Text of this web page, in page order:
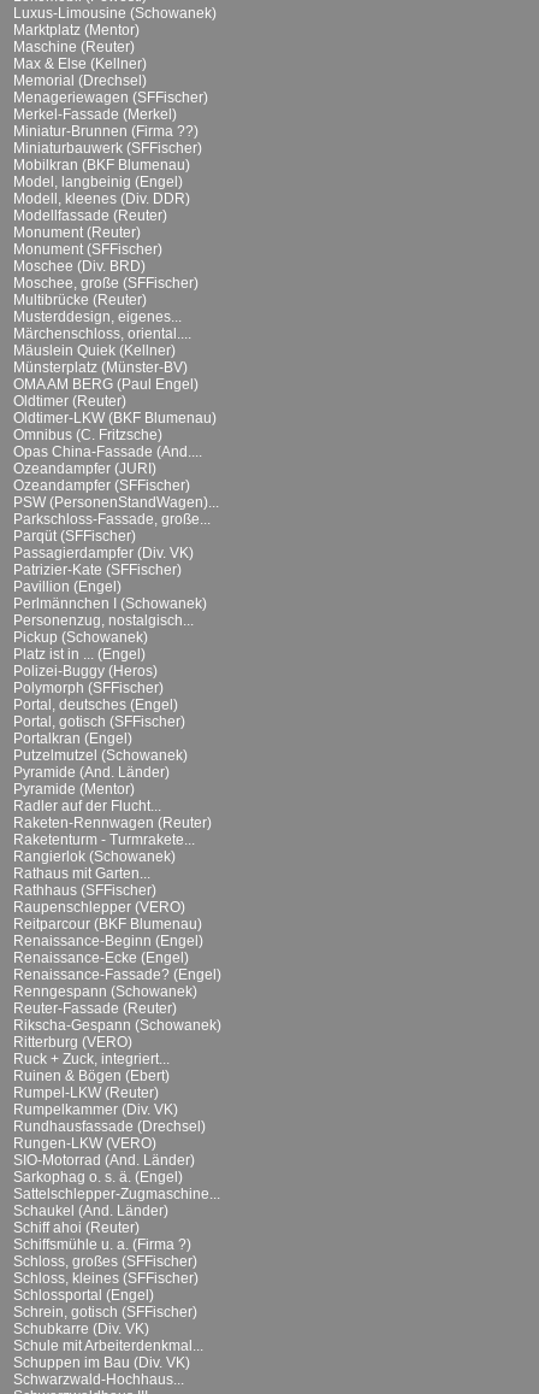
Luxus-Limousine (Schowanek)
Marktplatz (Mentor)
Maschine (Reuter)
Max & Else (Kellner)
Memorial (Drechsel)
Menageriewagen (SFFischer)
Merkel-Fassade (Merkel)
Miniatur-Brunnen (Firma ??)
Miniaturbauwerk (SFFischer)
Mobilkran (BKF Blumenau)
Model, langbeinig (Engel)
Modell, kleenes (Div. DDR)
Modellfassade (Reuter)
Monument (Reuter)
Monument (SFFischer)
Moschee (Div. BRD)
Moschee, große (SFFischer)
Multibrücke (Reuter)
Musterddesign, eigenes...
Märchenschloss, oriental....
Mäuslein Quiek (Kellner)
Münsterplatz (Münster-BV)
OMA AM BERG (Paul Engel)
Oldtimer (Reuter)
Oldtimer-LKW (BKF Blumenau)
Omnibus (C. Fritzsche)
Opas China-Fassade (And....
Ozeandampfer (JURI)
Ozeandampfer (SFFischer)
PSW (PersonenStandWagen)...
Parkschloss-Fassade, große...
Parqüt (SFFischer)
Passagierdampfer (Div. VK)
Patrizier-Kate (SFFischer)
Pavillion (Engel)
Perlmännchen I (Schowanek)
Personenzug, nostalgisch...
Pickup (Schowanek)
Platz ist in ... (Engel)
Polizei-Buggy (Heros)
Polymorph (SFFischer)
Portal, deutsches (Engel)
Portal, gotisch (SFFischer)
Portalkran (Engel)
Putzelmutzel (Schowanek)
Pyramide (And. Länder)
Pyramide (Mentor)
Radler auf der Flucht...
Raketen-Rennwagen (Reuter)
Raketenturm - Turmrakete...
Rangierlok (Schowanek)
Rathaus mit Garten...
Rathhaus (SFFischer)
Raupenschlepper (VERO)
Reitparcour (BKF Blumenau)
Renaissance-Beginn (Engel)
Renaissance-Ecke (Engel)
Renaissance-Fassade? (Engel)
Renngespann (Schowanek)
Reuter-Fassade (Reuter)
Rikscha-Gespann (Schowanek)
Ritterburg (VERO)
Ruck + Zuck, integriert...
Ruinen & Bögen (Ebert)
Rumpel-LKW (Reuter)
Rumpelkammer (Div. VK)
Rundhausfassade (Drechsel)
Rungen-LKW (VERO)
SIO-Motorrad (And. Länder)
Sarkophag o. s. ä. (Engel)
Sattelschlepper-Zugmaschine...
Schaukel (And. Länder)
Schiff ahoi (Reuter)
Schiffsmühle u. a. (Firma ?)
Schloss, großes (SFFischer)
Schloss, kleines (SFFischer)
Schlossportal (Engel)
Schrein, gotisch (SFFischer)
Schubkarre (Div. VK)
Schule mit Arbeiterdenkmal...
Schuppen im Bau (Div. VK)
Schwarzwald-Hochhaus...